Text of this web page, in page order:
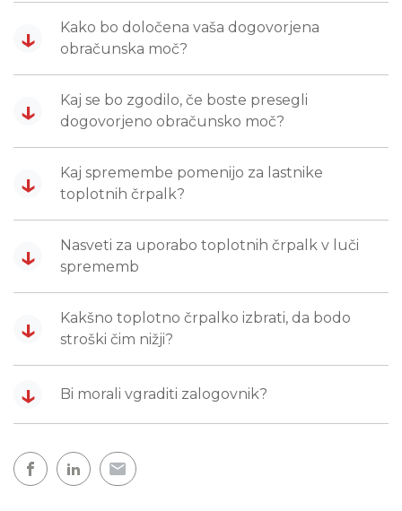
↓
Kako bo določena vaša dogovorjena
obračunska moč?
↓
Kaj se bo zgodilo, če boste presegli
dogovorjeno obračunsko moč?
↓
Kaj spremembe pomenijo za lastnike
toplotnih črpalk?
↓
Nasveti za uporabo toplotnih črpalk v luči
sprememb
↓
Kakšno toplotno črpalko izbrati, da bodo
stroški čim nižji?
↓ Bi morali vgraditi zalogovnik?